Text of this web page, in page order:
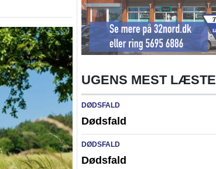
UGENS MEST LÆSTE
DØDSFALD
Dødsfald
DØDSFALD
Dødsfald